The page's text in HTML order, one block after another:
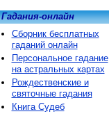
Гадания-онлайн
Сборник бесплатных
гаданий онлайн
Персональное гадание
на астральных картах
Рождественские и
святочные гадания
Книга Судеб